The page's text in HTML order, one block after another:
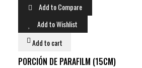
Add to Compare
Add to Wishlist
Add to cart
PORCIÓN DE PARAFILM (15CM)